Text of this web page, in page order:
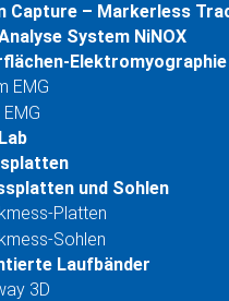
Capture – Markerless
System NiNOX
Elektromyographie
EMG
und Sohlen
Platten
Sohlen
Laufbänder
3D